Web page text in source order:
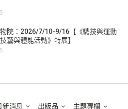
院：2026/7/10-9/16【《騁技與運動
藝與體能活動》特展】
新消息 出版品 主題專欄